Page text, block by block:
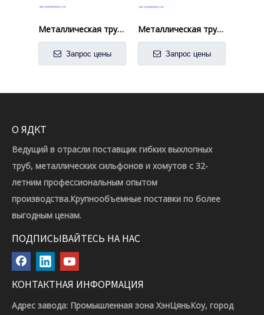
Металлическая трубная фитинга.
Запрос цены
Металлическая труба расширение суставов Химические устойчивы к поглощению теплового роста
Запрос цены
О ЯДКТ
Ведущий в отрасли поставщик гибких выхлопных
труб, металлических сильфонов и хомутов с 32-
летним профессиональным опытом
производства.Крупнообъемные поставки по более
выгодным ценам.
ПОДПИСЫВАЙТЕСЬ НА НАС
КОНТАКТНАЯ ИНФОРМАЦИЯ
Адрес завода: Промышленная зона ХэнЦяньКоу, город